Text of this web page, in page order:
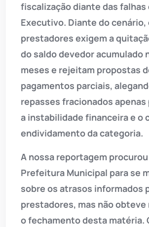
fiscalização diante das falhas
Executivo. Diante do cenário,
prestadores exigem a
do saldo devedor acumulado
meses e rejeitam propostas
pagamentos parciais,
repasses fracionados
a instabilidade financeira e o
endividamento da categoria.
A nossa reportagem
Prefeitura Municipal para se
sobre os atrasos informados
prestadores, mas não
o fechamento desta matéria.